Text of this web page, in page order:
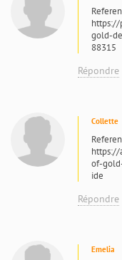
https://
gold-
88315
Répondre
Collette
https://
of-
ide
Répondre
Emelia